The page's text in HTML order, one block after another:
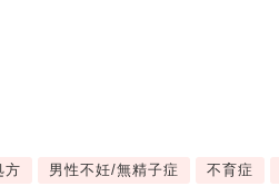
方 男性不妊/無精子症 不育症